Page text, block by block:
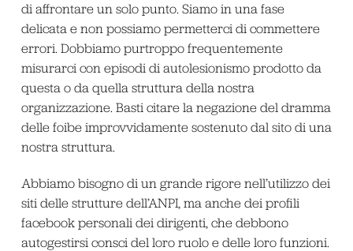
di affrontare un solo punto. Siamo in una fase
delicata e non possiamo permetterci di commettere
errori. Dobbiamo purtroppo frequentemente
misurarci con episodi di autolesionismo prodotto da
questa o da quella struttura della nostra
organizzazione. Basti citare la negazione del dramma
delle foibe improvvidamente sostenuto dal sito di una
nostra struttura.
Abbiamo bisogno di un grande rigore nell’utilizzo dei
siti delle strutture dell’ANPI, ma anche dei profili
facebook personali dei dirigenti, che debbono
autogestirsi consci del loro ruolo e delle loro funzioni.